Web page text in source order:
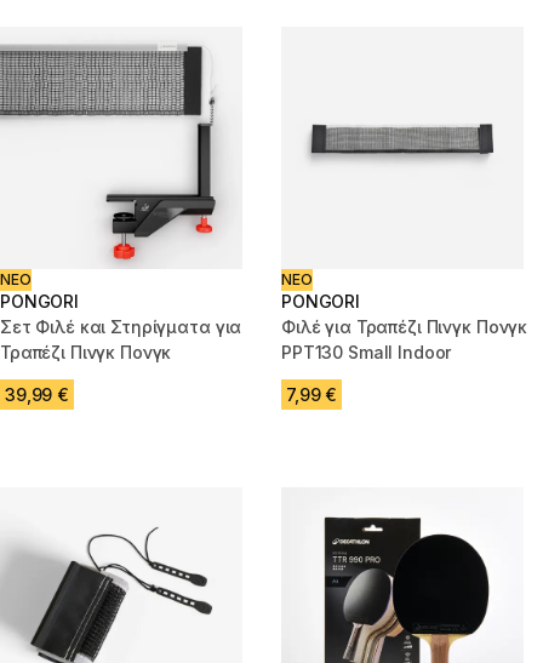
ΝΕΟ
PONGORI
Σετ Φιλέ και Στηρίγματα για
Τραπέζι Πινγκ Πονγκ
39,99 €
ΝΕΟ
PONGORI
Φιλέ για Τραπέζι Πινγκ Πονγκ
PPT130 Small Indoor
7,99 €